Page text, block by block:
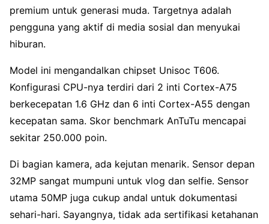
premium untuk generasi muda. Targetnya adalah
pengguna yang aktif di media sosial dan menyukai
hiburan.
Model ini mengandalkan chipset Unisoc T606.
Konfigurasi CPU-nya terdiri dari 2 inti Cortex-A75
berkecepatan 1.6 GHz dan 6 inti Cortex-A55 dengan
kecepatan sama. Skor benchmark AnTuTu mencapai
sekitar 250.000 poin.
Di bagian kamera, ada kejutan menarik. Sensor depan
32MP sangat mumpuni untuk vlog dan selfie. Sensor
utama 50MP juga cukup andal untuk dokumentasi
sehari-hari. Sayangnya, tidak ada sertifikasi ketahanan